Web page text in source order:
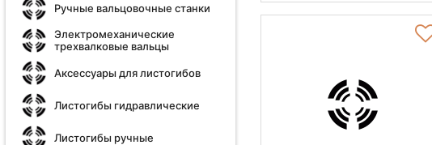
Ручные вальцовочные станки
Электромеханические
трехвалковые вальцы
Аксессуары для листогибов
Листогибы гидравлические
Листогибы ручные